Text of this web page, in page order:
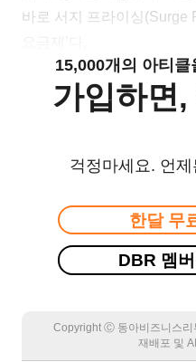
바로 서지 프라이싱(Surge
15,000개의 아티클
가입하면
걱정마세요. 언
한달 무
DBR 멤
Copyright Ⓒ 동아비즈니스리
재배포 및